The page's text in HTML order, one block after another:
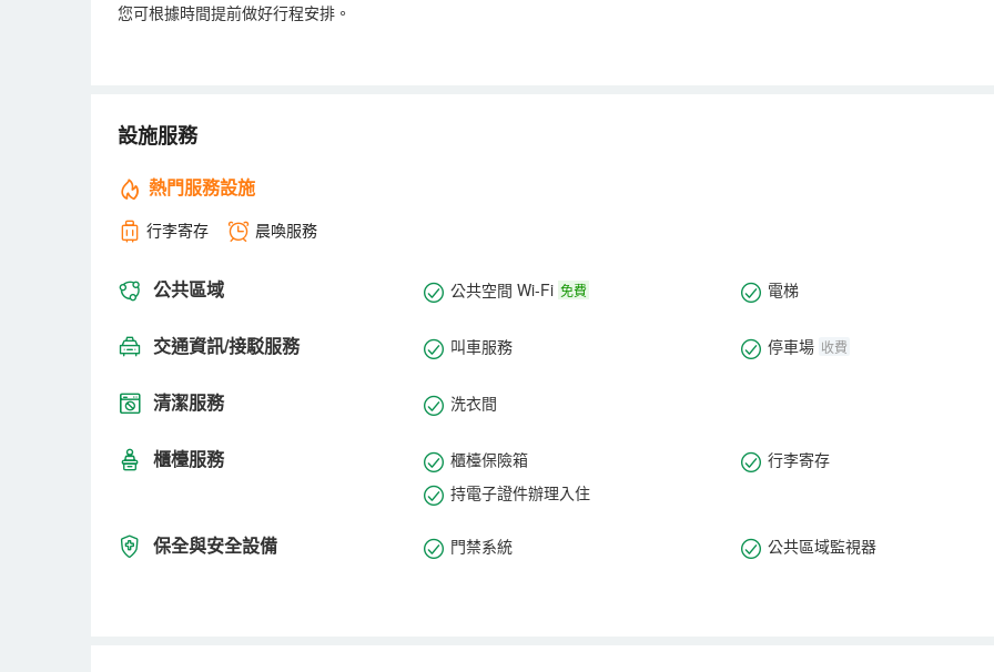
您可根據時間提前做好行程安排。
設施服務
熱門服務設施
行李寄存 晨喚服務
公共區域 公共空間 Wi-Fi 免費 電梯
交通資訊/接駁服務 叫車服務 停車場 收費
清潔服務 洗衣間
櫃檯服務 櫃檯保險箱
行李寄存
持電子證件辦理入住
保全與安全設備 門禁系統 公共區域監視器